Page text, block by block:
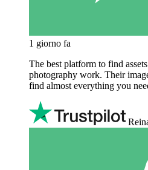
1 giorno fa
The best platform to find
photography work. Their
find almost everything you